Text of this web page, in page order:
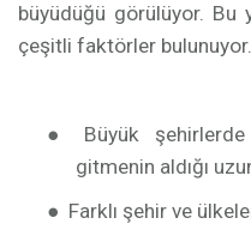
büyüdüğü görülüyor. Bu
çeşitli faktörler
● Büyük
gitmenin aldığı
● Farklı şehir ve